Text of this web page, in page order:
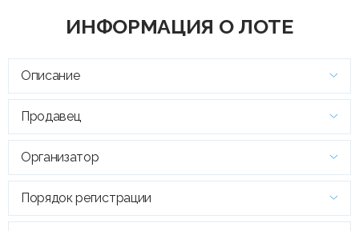
ИНФОРМАЦИЯ О ЛОТЕ
Описание
Продавец
Организатор
Порядок регистрации